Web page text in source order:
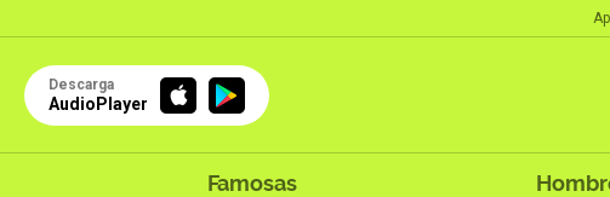
Descarga
AudioPlayer
Famosas